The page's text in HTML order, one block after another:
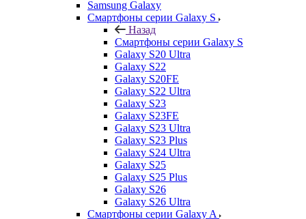
Samsung Galaxy
Смартфоны серии Galaxy S
Назад
Смартфоны серии Galaxy S
Galaxy S20 Ultra
Galaxy S22
Galaxy S20FE
Galaxy S22 Ultra
Galaxy S23
Galaxy S23FE
Galaxy S23 Ultra
Galaxy S23 Plus
Galaxy S24 Ultra
Galaxy S25
Galaxy S25 Plus
Galaxy S26
Galaxy S26 Ultra
Смартфоны серии Galaxy A